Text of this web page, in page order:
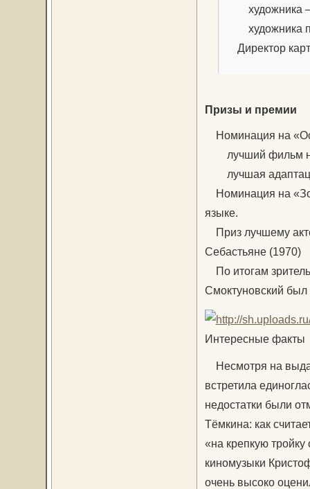
художника
художника
Директор
Призы и премии
Номинация на
лучший фильм
лучшая
Номинация на
языке.
Приз лучшему
Себастьяне (1970)
По итогам
Смоктуновский
Интересные факты
Несмотря на
встретила
недостатки были
Тёмкина: как
«на крепкую
киномузыки
очень высоко